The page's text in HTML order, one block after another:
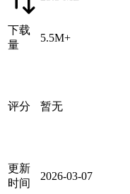
下载
量
5.5M+
评分 暂无
更新
时间
2026-03-07